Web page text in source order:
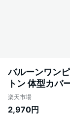
バルーンワン
トン 体型カバ
カジュアル シ
可愛い チュニ
楽天市場
2,970円